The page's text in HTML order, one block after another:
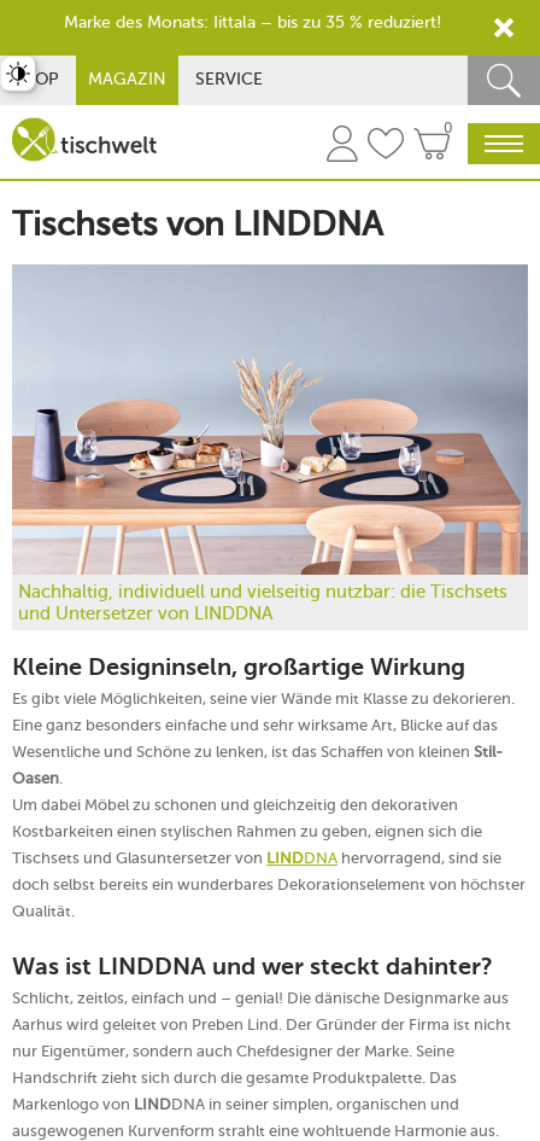
SHOP MAGAZIN SERVICE
0
Tischsets von LINDDNA
Nachhaltig, individuell und vielseitig nutzbar: die Tischsets
und Untersetzer von LINDDNA
Kleine Designinseln, großartige Wirkung
Es gibt viele Möglichkeiten, seine vier Wände mit Klasse zu dekorieren.
Eine ganz besonders einfache und sehr wirksame Art, Blicke auf das
Wesentliche und Schöne zu lenken, ist das Schaffen von kleinen Stil-
Oasen
Um dabei Möbel zu schonen und gleichzeitig den dekorativen
Kostbarkeiten einen stylischen Rahmen zu geben, eignen sich die
Tischsets und Glasuntersetzer von LINDDNA hervorragend, sind sie
doch selbst bereits ein wunderbares Dekorationselement von höchster
Qualität.
Was ist LINDDNA und wer steckt dahinter?
Schlicht, zeitlos, einfach und – genial! Die dänische Designmarke aus
Aarhus wird geleitet von Preben Lind. Der Gründer der Firma ist nicht
nur Eigentümer, sondern auch Chefdesigner der Marke. Seine
Handschrift zieht sich durch die gesamte Produktpalette. Das
Markenlogo von LINDDNA in seiner simplen, organischen und
ausgewogenen Kurvenform strahlt eine wohltuende Harmonie aus.
umschalten
Marke des Monats: Iittala – bis zu 35 % reduziert!